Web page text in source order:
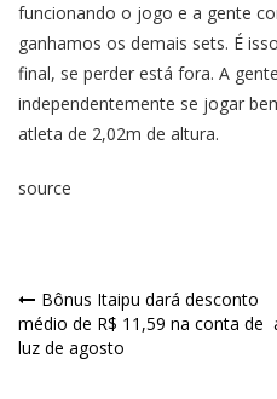
funcionando o jogo e a gente
ganhamos os demais sets. É
final, se perder está fora. A
independentemente se jogar
atleta de 2,02m de altura.
source
Bônus Itaipu dará desconto
médio de R$ 11,59 na conta de
luz de agosto